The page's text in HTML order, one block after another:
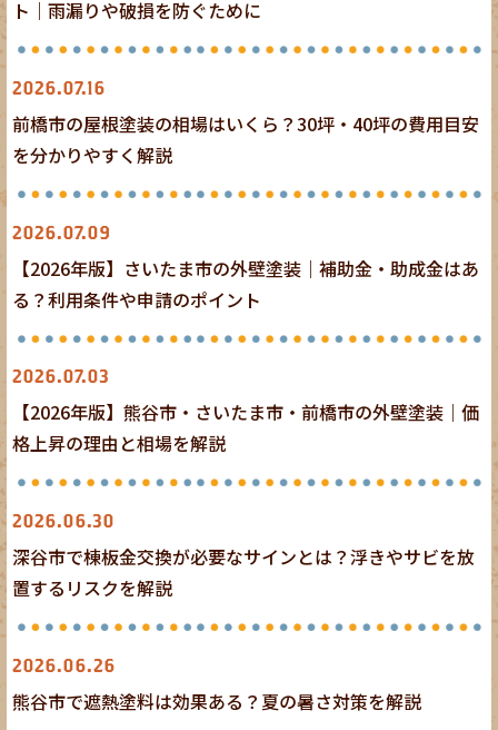
ト｜雨漏りや破損を防ぐために
2026.07.16
前橋市の屋根塗装の相場はいくら？30坪・40坪の費用目安
を分かりやすく解説
2026.07.09
【2026年版】さいたま市の外壁塗装｜補助金・助成金はあ
る？利用条件や申請のポイント
2026.07.03
【2026年版】熊谷市・さいたま市・前橋市の外壁塗装｜価
格上昇の理由と相場を解説
2026.06.30
深谷市で棟板金交換が必要なサインとは？浮きやサビを放
置するリスクを解説
2026.06.26
熊谷市で遮熱塗料は効果ある？夏の暑さ対策を解説